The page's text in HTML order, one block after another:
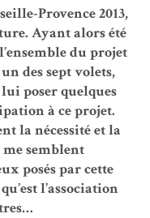
Provence 2013,
Ayant alors été
du projet
des sept volets,
poser quelques
à ce projet.
la nécessité et la
semblent
posés par cette
l’association